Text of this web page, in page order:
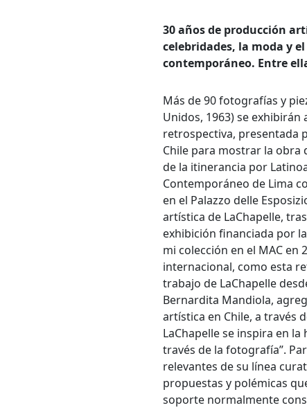
30 años de producción
celebridades, la moda y
contemporáneo. Entre
Más de 90 fotografías y
Unidos, 1963) se exhibirán
retrospectiva, presentada
Chile para mostrar la obra
de la itinerancia por
Contemporáneo de Lima
en el Palazzo delle
artística de LaChapelle,
exhibición financiada por
mi colección en el MAC
internacional, como esta
trabajo de LaChapelle
Bernardita Mandiola,
artística en Chile, a través
LaChapelle se inspira en
través de la fotografía”.
relevantes de su línea
propuestas y polémicas
soporte normalmente